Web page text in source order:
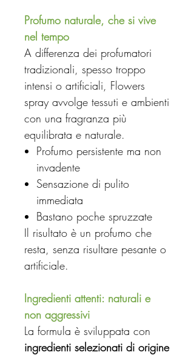
Profumo naturale, che si vive
nel tempo
A differenza dei profumatori
tradizionali, spesso troppo
intensi o artificiali, Flowers
spray avvolge tessuti e ambienti
con una fragranza più
equilibrata e naturale.
Profumo persistente ma non
invadente
Sensazione di pulito
immediata
Bastano poche spruzzate
Il risultato è un profumo che
resta, senza risultare pesante o
artificiale.
Ingredienti attenti: naturali e
non aggressivi
La formula è sviluppata con
ingredienti selezionati di origine